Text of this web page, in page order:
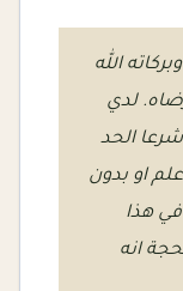
الله
لدي
الحد
او بدون
هذا
انه